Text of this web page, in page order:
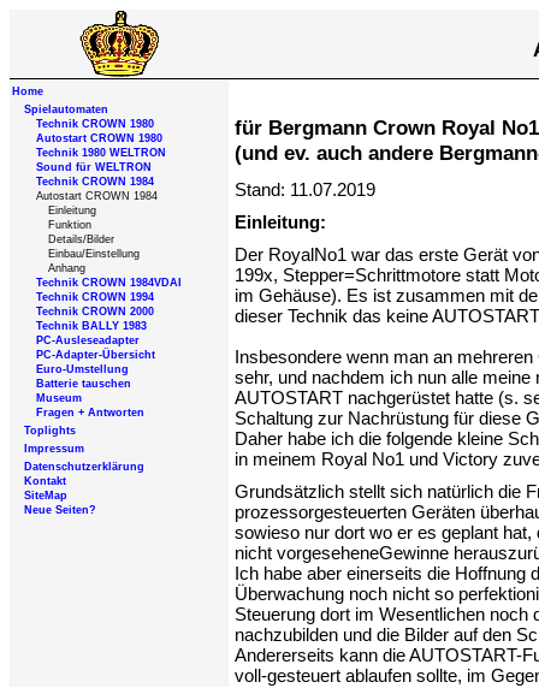
Home
Spielautomaten
Technik CROWN 1980
Autostart CROWN 1980
Technik 1980 WELTRON
Sound für WELTRON
Technik CROWN 1984
Autostart CROWN 1984
Einleitung
Funktion
Details/Bilder
Einbau/Einstellung
Anhang
Technik CROWN 1984VDAI
Technik CROWN 1994
Technik CROWN 2000
Technik BALLY 1983
PC-Ausleseadapter
PC-Adapter-Übersicht
Euro-Umstellung
Batterie tauschen
Museum
Fragen + Antworten
Toplights
Impressum
Datenschutzerklärung
Kontakt
SiteMap
Neue Seiten?
für Bergmann Crown Royal
(und ev. auch andere
Stand: 11.07.2019
Einleitung:
Der RoyalNo1 war das erste Gerät
199x, Stepper=Schrittmotore statt
im Gehäuse). Es ist zusammen mit
dieser Technik das keine
Insbesondere wenn man an
sehr, und nachdem ich nun alle
AUTOSTART nachgerüstet hatte (s.
Schaltung zur Nachrüstung für diese
Daher habe ich die folgende kleine
in meinem Royal No1 und Victory
Grundsätzlich stellt sich natürlich die
prozessorgesteuerten Geräten
sowieso nur dort wo er es geplant
nicht vorgeseheneGewinne
Ich habe aber einerseits die Hoffnung
Überwachung noch nicht so
Steuerung dort im Wesentlichen noch
nachzubilden und die Bilder auf den
Andererseits kann die AUTOSTART-
voll-gesteuert ablaufen sollte, im